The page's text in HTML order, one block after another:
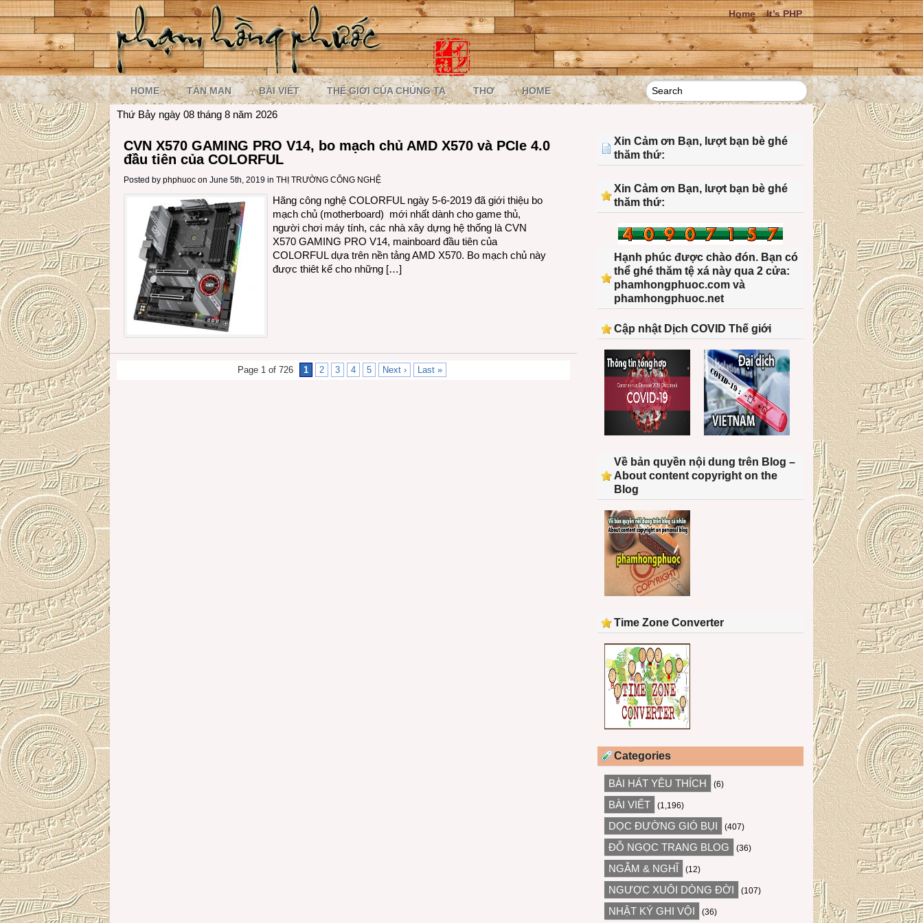
Home It’s PHP
HOME TẢN MẠN BÀI VIẾT THẾ GIỚI CỦA CHÚNG TA THƠ HOME
Thứ Bảy ngày 08 tháng 8 năm 2026
CVN X570 GAMING PRO V14, bo mạch chủ AMD X570 và PCIe 4.0
đầu tiên của COLORFUL
Posted by phphuoc on June 5th, 2019 in THỊ TRƯỜNG CÔNG NGHỆ
Hãng công nghệ COLORFUL ngày 5-6-2019 đã giới thiệu bo
mạch chủ (motherboard) mới nhất dành cho game thủ,
người chơi máy tính, các nhà xây dựng hệ thống là CVN
X570 GAMING PRO V14, mainboard đầu tiên của
COLORFUL dựa trên nền tảng AMD X570. Bo mạch chủ này
được thiêt kế cho những […]
Page 1 of 726 1 2 3 4 5 Next › Last »
Xin Cảm ơn Bạn, lượt bạn bè ghé
thăm thứ:
Xin Cảm ơn Bạn, lượt bạn bè ghé
thăm thứ:
Hạnh phúc được chào đón. Bạn có
thể ghé thăm tệ xá này qua 2 cửa:
phamhongphuoc.com và
phamhongphuoc.net
Cập nhật Dịch COVID Thế giới
Về bản quyền nội dung trên Blog –
About content copyright on the
Blog
Time Zone Converter
Categories
BÀI HÁT YÊU THÍCH (6)
BÀI VIẾT (1,196)
DỌC ĐƯỜNG GIÓ BỤI (407)
ĐỖ NGỌC TRANG BLOG (36)
NGẪM & NGHĨ (12)
NGƯỢC XUÔI DÒNG ĐỜI (107)
NHẬT KÝ GHI VỘI (36)